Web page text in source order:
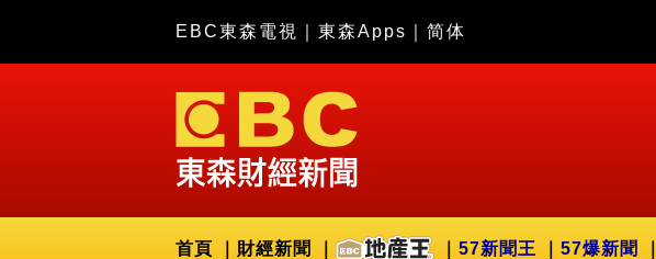
EBC東森電視 東森Apps 简体
首頁 財經新聞 57新聞王 57爆新聞